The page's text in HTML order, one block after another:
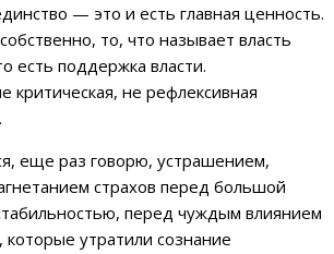
— это и есть главная ценность.
то, что называет власть
есть поддержка власти.
критическая, не рефлексивная
еще раз говорю, устрашением,
страхов перед большой
перед чуждым влиянием
утратили сознание